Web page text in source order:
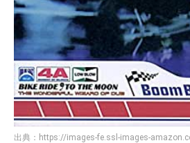
出典： https://images-fe.ssl-images-